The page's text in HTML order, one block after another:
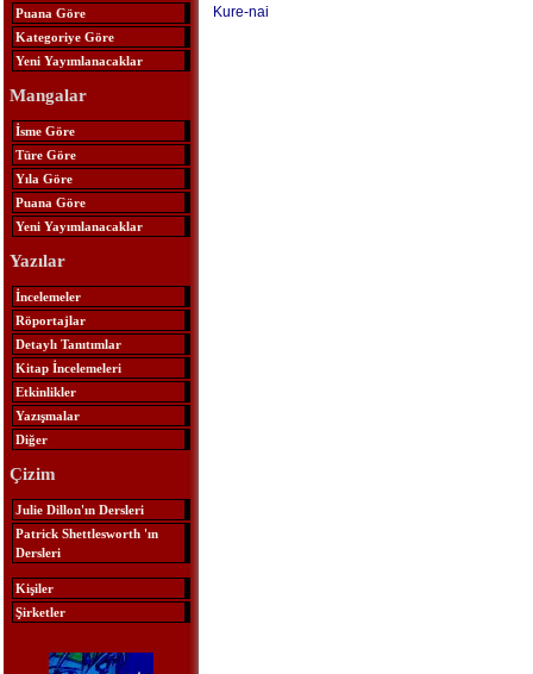
Puana Göre
Kategoriye Göre
Yeni Yayımlanacaklar
Mangalar
İsme Göre
Türe Göre
Yıla Göre
Puana Göre
Yeni Yayımlanacaklar
Yazılar
İncelemeler
Röportajlar
Detaylı Tanıtımlar
Kitap İncelemeleri
Etkinlikler
Yazışmalar
Diğer
Çizim
Julie Dillon'ın Dersleri
Patrick Shettlesworth 'ın
Dersleri
Kişiler
Şirketler
Kure-nai